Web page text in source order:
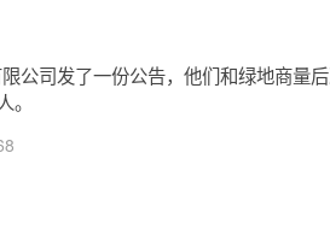
公司发了一份公告，他们和绿地商量